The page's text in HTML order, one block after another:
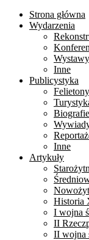
Strona główna
Wydarzenia
Wystawy
Inne
Publicystyka
Felietony
Biografie
Inne
Artykuły
Historia
I wojna
II
II wojna